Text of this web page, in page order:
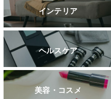
インテリア
ヘルスケア
美容・コスメ